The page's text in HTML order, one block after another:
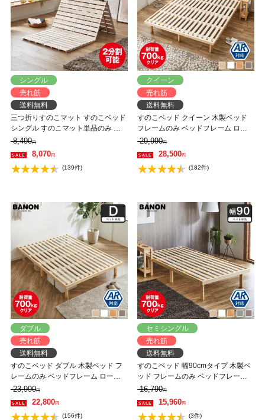
シングル
売れ筋
送料無料
三つ折りすのこマット すのこベッド
シングル すのこマット単品のみ 木
製 桐 二分割可能 完成品 低ホルムア
ルデヒド 布団が干せる
8,490円
8,070円
(139件)
クイーン
売れ筋
送料無料
すのこベッド クイーン 木製ベッド
フレームのみ ベッドフレーム ロー
ベッド 高さ調整 組立簡単 ヘッドレ
ス 一人暮らし 北欧 低ホルムアルデ
ヒド バノン【AR】 【大型家具配
送】
29,990円
28,500円
(182件)
ダブル
売れ筋
送料無料
すのこベッド ダブル 木製ベッド フ
レームのみ ベッドフレーム ローベ
ッド 高さ調整 組立簡単 ヘッドレス
一人暮らし 北欧 低ホルムアルデヒ
ド バノン【AR】 【大型家具配送】
23,990円
22,800円
(156件)
セミシングル
売れ筋
送料無料
すのこベッド 幅90cmタイプ 木製ベ
ッド フレームのみ ベッドフレーム
ローベッド 高さ調整 組立簡単 ヘッ
ドレス 一人暮らし 北欧 低ホルムア
ルデヒド バノン【AR】
16,790円
15,960円
(3件)